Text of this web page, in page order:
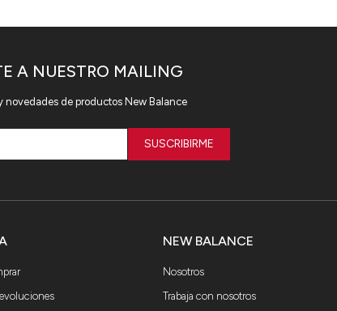
NEW BALANCE
Nosotros
Trabaja con nosotros
A NUESTRO MAILING
novedades de productos New Balance
SUSCRIBIRME